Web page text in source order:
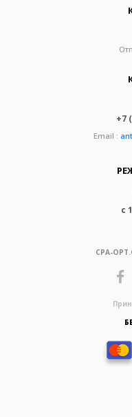
+7
Email :
с
CPA-